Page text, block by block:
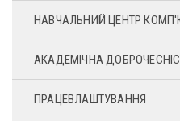
НАВЧАЛЬНИЙ ЦЕНТР
АКАДЕМІЧНА
ПРАЦЕВЛАШТУВАННЯ